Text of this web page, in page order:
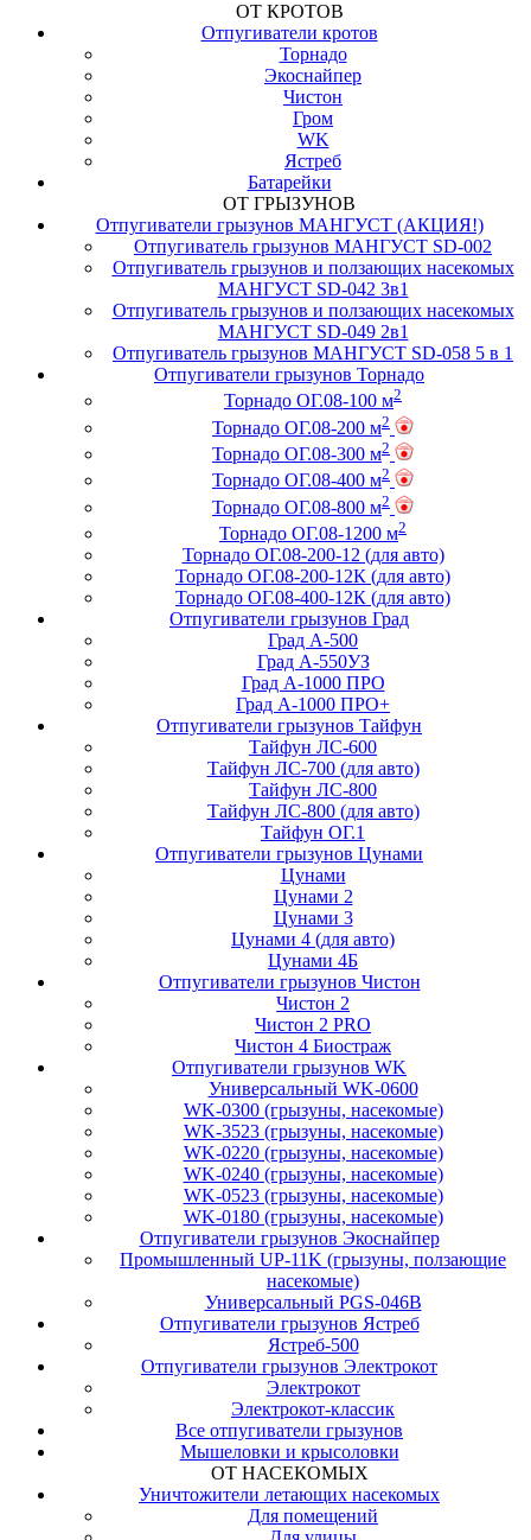
ОТ КРОТОВ
Отпугиватели кротов
Торнадо
Экоснайпер
Чистон
Гром
WK
Ястреб
Батарейки
ОТ ГРЫЗУНОВ
Отпугиватели грызунов МАНГУСТ (АКЦИЯ!)
Отпугиватель грызунов МАНГУСТ SD-002
Отпугиватель грызунов и ползающих насекомых
МАНГУСТ SD-042 3в1
Отпугиватель грызунов и ползающих насекомых
МАНГУСТ SD-049 2в1
Отпугиватель грызунов МАНГУСТ SD-058 5 в 1
Отпугиватели грызунов Торнадо
Торнадо ОГ.08-100 м2
Торнадо ОГ.08-200 м2
Торнадо ОГ.08-300 м2
Торнадо ОГ.08-400 м2
Торнадо ОГ.08-800 м2
Торнадо ОГ.08-1200 м2
Торнадо ОГ.08-200-12 (для авто)
Торнадо ОГ.08-200-12К (для авто)
Торнадо ОГ.08-400-12К (для авто)
Отпугиватели грызунов Град
Град А-500
Град А-550УЗ
Град А-1000 ПРО
Град А-1000 ПРО+
Отпугиватели грызунов Тайфун
Тайфун ЛС-600
Тайфун ЛС-700 (для авто)
Тайфун ЛС-800
Тайфун ЛС-800 (для авто)
Тайфун ОГ.1
Отпугиватели грызунов Цунами
Цунами
Цунами 2
Цунами 3
Цунами 4 (для авто)
Цунами 4Б
Отпугиватели грызунов Чистон
Чистон 2
Чистон 2 PRO
Чистон 4 Биостраж
Отпугиватели грызунов WK
Универсальный WK-0600
WK-0300 (грызуны, насекомые)
WK-3523 (грызуны, насекомые)
WK-0220 (грызуны, насекомые)
WK-0240 (грызуны, насекомые)
WK-0523 (грызуны, насекомые)
WK-0180 (грызуны, насекомые)
Отпугиватели грызунов Экоснайпер
Промышленный UP-11K (грызуны, ползающие
насекомые)
Универсальный PGS-046B
Отпугиватели грызунов Ястреб
Ястреб-500
Отпугиватели грызунов Электрокот
Электрокот
Электрокот-классик
Все отпугиватели грызунов
Мышеловки и крысоловки
ОТ НАСЕКОМЫХ
Уничтожители летающих насекомых
Для помещений